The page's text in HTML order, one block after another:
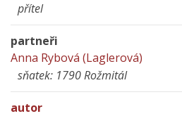
přítel
partneři
Anna Rybová (Laglerová)
sňatek: 1790 Rožmitál
autor